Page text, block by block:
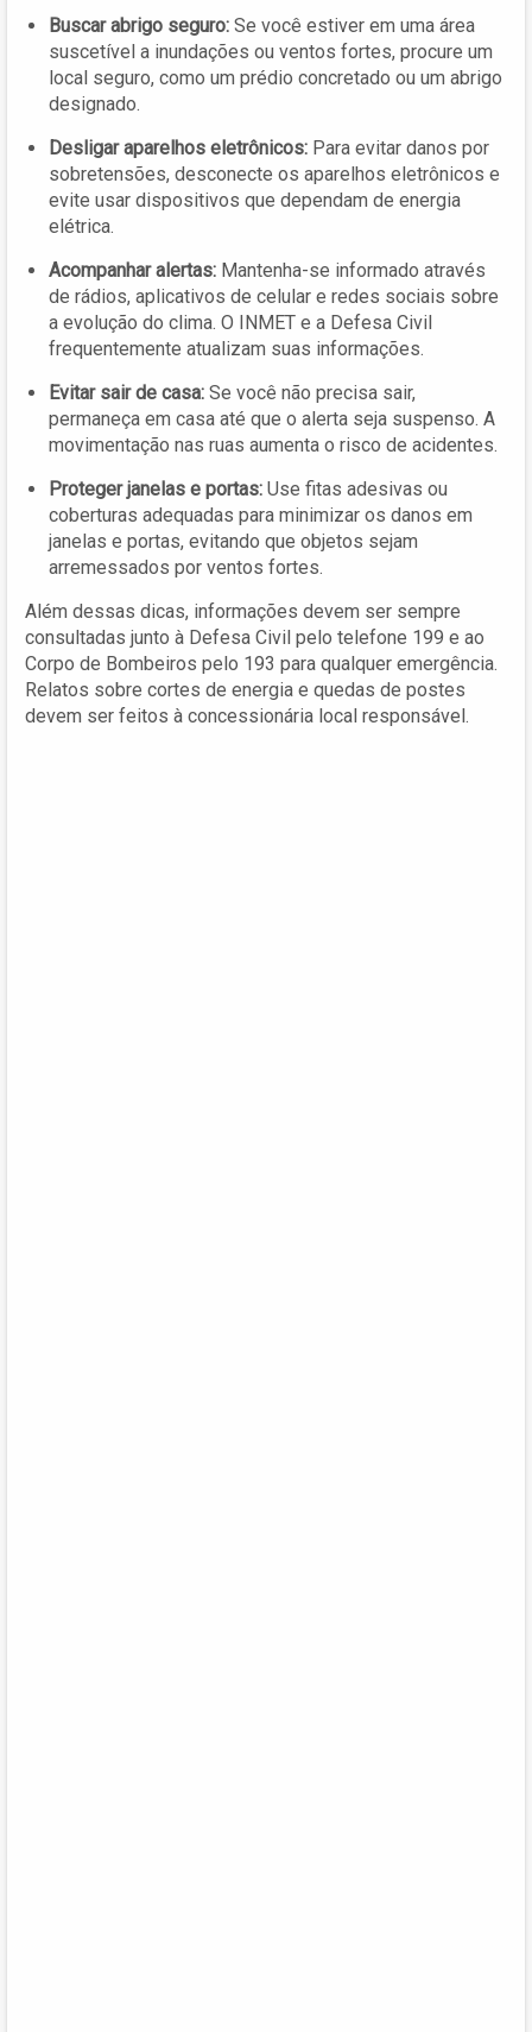
Buscar abrigo seguro: Se você estiver em uma área
suscetível a inundações ou ventos fortes, procure um
local seguro, como um prédio concretado ou um abrigo
designado.
Desligar aparelhos eletrônicos: Para evitar danos por
sobretensões, desconecte os aparelhos eletrônicos e
evite usar dispositivos que dependam de energia
elétrica.
Acompanhar alertas: Mantenha-se informado através
de rádios, aplicativos de celular e redes sociais sobre
a evolução do clima. O INMET e a Defesa Civil
frequentemente atualizam suas informações.
Evitar sair de casa: Se você não precisa sair,
permaneça em casa até que o alerta seja suspenso. A
movimentação nas ruas aumenta o risco de acidentes.
Proteger janelas e portas: Use fitas adesivas ou
coberturas adequadas para minimizar os danos em
janelas e portas, evitando que objetos sejam
arremessados por ventos fortes.
Além dessas dicas, informações devem ser sempre
consultadas junto à Defesa Civil pelo telefone 199 e ao
Corpo de Bombeiros pelo 193 para qualquer emergência.
Relatos sobre cortes de energia e quedas de postes
devem ser feitos à concessionária local responsável.